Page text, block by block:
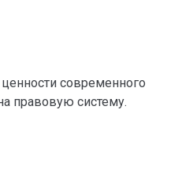
современного
правовую систему.